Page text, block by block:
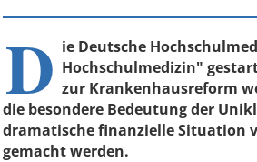
D ie Deutsche
Hochschulmedizin"
zur Krankenhausreform
die besondere Bedeutung der
dramatische finanzielle Situation
gemacht werden.